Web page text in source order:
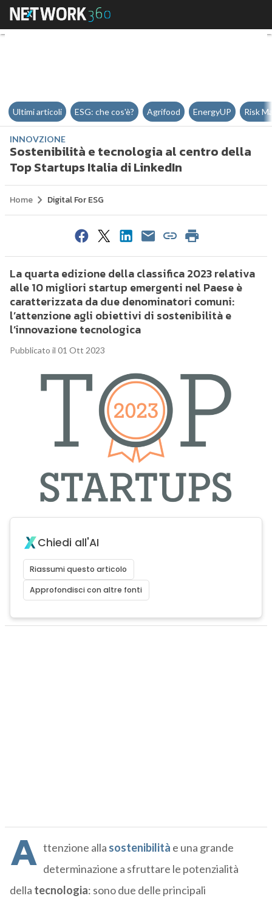
Sostenibilità e tecnologia al
Ultimi articoli ESG: che cos'è? Agrifood EnergyUP Risk
INNOVZIONE
Sostenibilità e tecnologia al centro della
Top Startups Italia di LinkedIn
Home Digital For ESG
La quarta edizione della classifica 2023 relativa
alle 10 migliori startup emergenti nel Paese è
caratterizzata da due denominatori comuni:
l’attenzione agli obiettivi di sostenibilità e
l’innovazione tecnologica
Pubblicato il 01 Ott 2023
Chiedi all'AI
Riassumi questo articolo
Approfondisci con altre fonti
A ttenzione alla sostenibilità e una grande
determinazione a sfruttare le potenzialità
della tecnologia: sono due delle principali